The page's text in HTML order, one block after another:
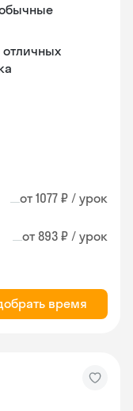
от 1077 ₽ / урок
от 893 ₽ / урок
время